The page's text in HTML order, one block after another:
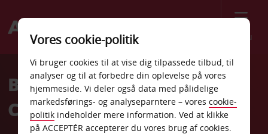
Menu
Welcome
AvisBilleje Roanoke Car
Control Office
Vores cookie-politik
Vi bruger cookies til at vise dig tilpassede tilbud, til
analyser og til at forbedre din oplevelse på vores
hjemmeside. Vi deler også data med pålidelige
markedsførings- og analyseparntere – vores cookie-
politik indeholder mere information. Ved at klikke
på ACCEPTÉR accepterer du vores brug af cookies.